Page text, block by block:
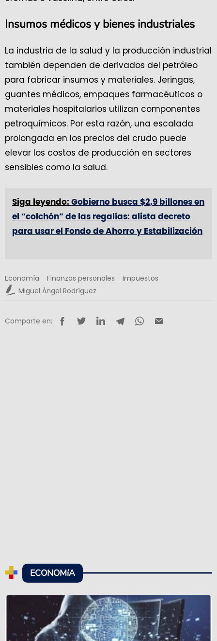
Insumos médicos y bienes industriales
La industria de la salud y la producción industrial
también dependen de derivados del petróleo
para fabricar insumos y materiales. Jeringas,
guantes médicos, empaques farmacéuticos o
materiales hospitalarios utilizan componentes
petroquímicos. Por esta razón, una escalada
prolongada en los precios del crudo puede
elevar los costos de producción en sectores
sensibles como la salud.
Siga leyendo: Gobierno busca $2,9 billones en
el “colchón” de las regalías: alista decreto
para usar el Fondo de Ahorro y Estabilización
Economía Finanzas personales
Impuestos
Miguel Ángel Rodríguez
Comparte en:
ECONOMíA